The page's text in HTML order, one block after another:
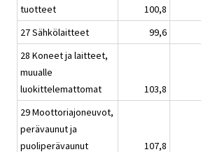
tuotteet
100,8
27 Sähkölaitteet
99,6
28 Koneet ja laitteet,
muualle
luokittelemattomat
103,8
29 Moottoriajoneuvot,
perävaunut ja
puoliperävaunut
107,8